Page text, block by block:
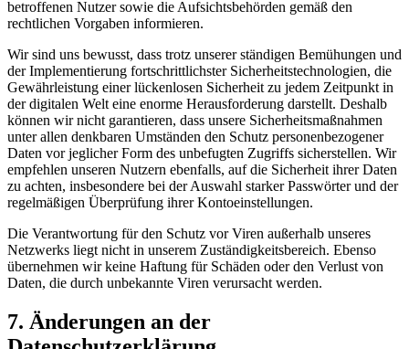
betroffenen Nutzer sowie die Aufsichtsbehörden gemäß den
rechtlichen Vorgaben informieren.
Wir sind uns bewusst, dass trotz unserer ständigen Bemühungen und
der Implementierung fortschrittlichster Sicherheitstechnologien, die
Gewährleistung einer lückenlosen Sicherheit zu jedem Zeitpunkt in
der digitalen Welt eine enorme Herausforderung darstellt. Deshalb
können wir nicht garantieren, dass unsere Sicherheitsmaßnahmen
unter allen denkbaren Umständen den Schutz personenbezogener
Daten vor jeglicher Form des unbefugten Zugriffs sicherstellen. Wir
empfehlen unseren Nutzern ebenfalls, auf die Sicherheit ihrer Daten
zu achten, insbesondere bei der Auswahl starker Passwörter und der
regelmäßigen Überprüfung ihrer Kontoeinstellungen.
Die Verantwortung für den Schutz vor Viren außerhalb unseres
Netzwerks liegt nicht in unserem Zuständigkeitsbereich. Ebenso
übernehmen wir keine Haftung für Schäden oder den Verlust von
Daten, die durch unbekannte Viren verursacht werden.
7. Änderungen an der